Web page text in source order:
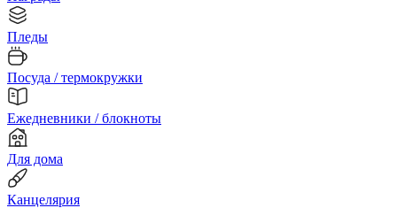
Пледы
Посуда / термокружки
Ежедневники / блокноты
Для дома
Канцелярия